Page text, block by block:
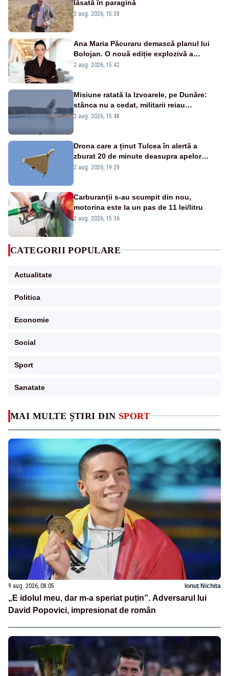
MAI MULTE ȘTIRI DIN SPORT
9 aug. 2026, 08:05 Ionuț Nichita
„E idolul meu, dar m-a speriat puțin”. Adversarul lui
David Popovici, impresionat de român
lăsată în paragină
2 aug. 2026, 15:38
Ana Maria Păcuraru demască planul lui
Bolojan. O nouă ediție explozivă a
emisiunii „Miza Zilei” la Realitatea PLUS
2 aug. 2026, 15:42
Misiune ratată la Izvoarele, pe Dunăre:
stânca nu a cedat, militarii reiau
detonările luni – VIDEO
2 aug. 2026, 15:48
Drona care a ținut Tulcea în alertă a
zburat 20 de minute deasupra apelor
României. Au fost ridicate două F-16
2 aug. 2026, 19:28
Carburanții s-au scumpit din nou,
motorina este la un pas de 11 lei/litru
2 aug. 2026, 15:36
CATEGORII POPULARE
Actualitate
Politica
Economie
Social
Sport
Sanatate